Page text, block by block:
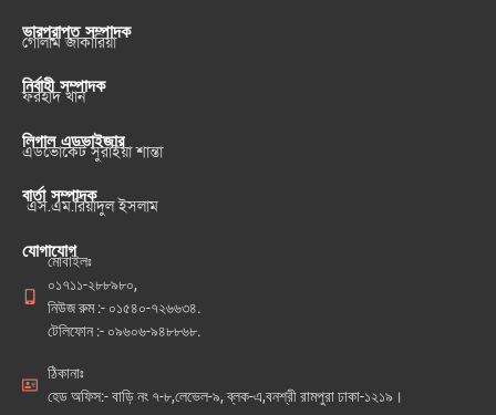
ভারপ্রাপ্ত সম্পাদক
গোলাম জাকারিয়া
নির্বাহী সম্পাদক
ফরহাদ খান
লিগাল এডভাইজার
এডভোকেট সুরাইয়া শান্তা
বার্তা সম্পাদক
এস.এম.রিয়াদুল ইসলাম
যোগাযোগ
মোবাইলঃ
০১৭১১-২৮৮৯৮০,
নিউজ রুম :- ০১৫৪০-৭২৬৬৩৪.
টেলিফোন :- ০৯৬০৬-৯৪৮৮৬৮.
ঠিকানাঃ
হেড অফিস:- বাড়ি নং ৭-৮,লেভেল-৯, ব্লক-এ,বনশ্রী রামপুরা ঢাকা-১২১৯।